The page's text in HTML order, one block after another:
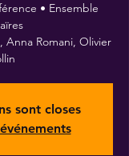
• Ensemble
Anna Romani, Olivier
sont closes